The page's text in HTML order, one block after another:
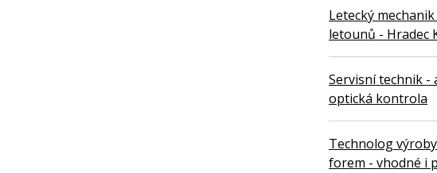
Letecký
letounů - Hradec
Servisní technik -
optická kontrola
Technolog
forem - vhodné i